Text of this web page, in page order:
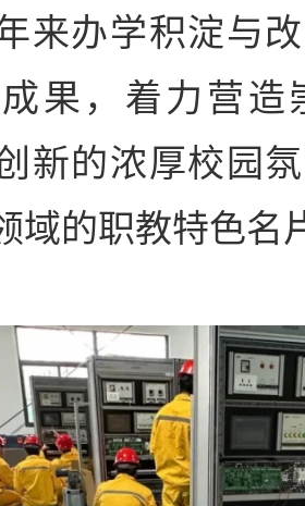
来办学积淀与
果，着力营造
新的浓厚校园
域的职教特色名